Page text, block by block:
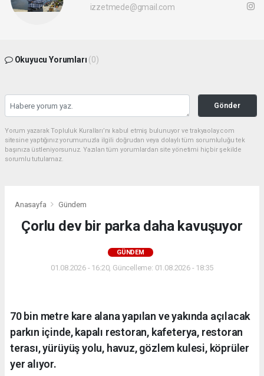
izzetmede@gmail.com
Okuyucu Yorumları (0)
Gönder
Yorum yazarak Topluluk Kuralları’nı kabul etmiş bulunuyor ve trakyaolay.com
sitesine yaptığınız yorumunuzla ilgili doğrudan veya dolaylı tüm sorumluluğu tek
başınıza üstleniyorsunuz. Yazılan tüm yorumlardan site yönetimi hiçbir şekilde
sorumlu tutulamaz.
Anasayfa Gündem
Çorlu dev bir parka daha kavuşuyor
GÜNDEM
01.08.2026 - 16:20, Güncelleme: 01.08.2026 - 18:35
70 bin metre kare alana yapılan ve yakında açılacak
parkın içinde, kapalı restoran, kafeterya, restoran
terası, yürüyüş yolu, havuz, gözlem kulesi, köprüler
yer alıyor.